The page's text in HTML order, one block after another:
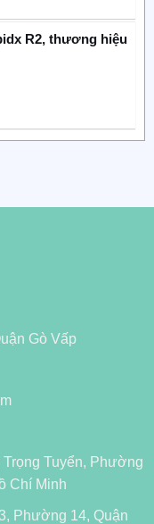
R2, thương hiệu
Gò Vấp
Tuyển, Phường
Chí Minh
Phường 14, Quận